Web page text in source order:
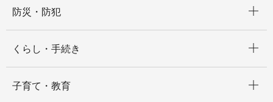
防災・防犯
くらし・手続き
子育て・教育